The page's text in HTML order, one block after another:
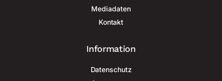
Mediadaten
Kontakt
Information
Datenschutz